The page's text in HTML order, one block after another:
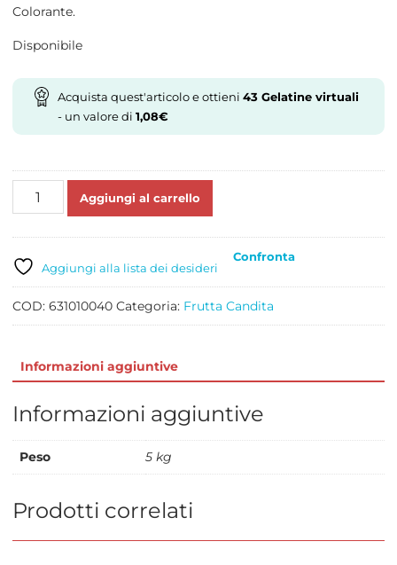
Colorante.
Disponibile
Acquista quest'articolo e ottieni 43Gelatine virtuali
- un valore di 1,08€
SCORZE
A
QUARTI
KG
5
Aggiungi al carrello
Aggiungi alla lista dei desideri
Confronta
COD: 631010040 Categoria: Frutta Candita
Informazioni aggiuntive
Informazioni aggiuntive
Peso 5 kg
Prodotti correlati